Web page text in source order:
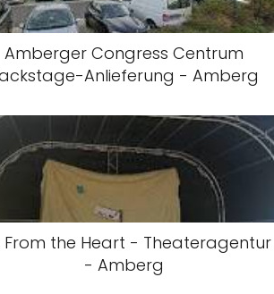
Amberger Congress Centrum
Anlieferung - Amberg
From the Heart - Theateragentur
- Amberg